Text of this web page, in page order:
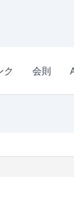
ク 会則